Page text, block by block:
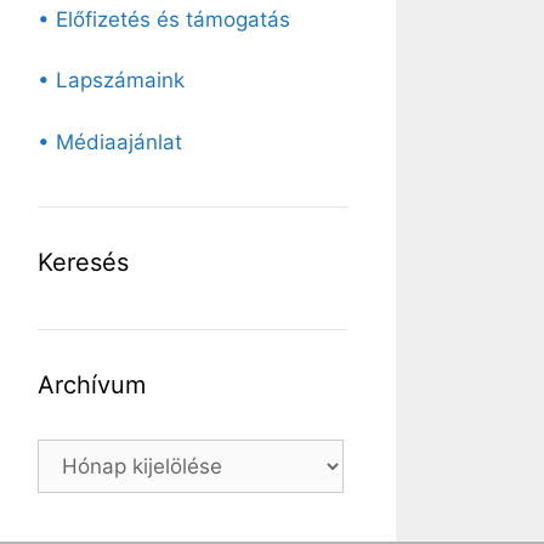
• Előfizetés és támogatás
• Lapszámaink
• Médiaajánlat
Keresés
Archívum
Archívum